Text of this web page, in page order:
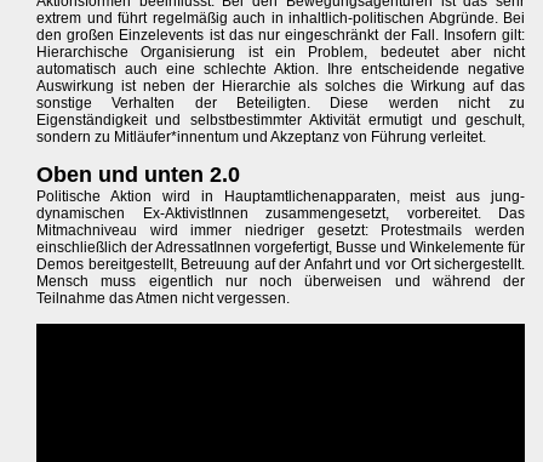
extrem und führt regelmäßig auch in inhaltlich-politischen Abgründe. Bei
den großen Einzelevents ist das nur eingeschränkt der Fall. Insofern gilt:
Hierarchische Organisierung ist ein Problem, bedeutet aber nicht
automatisch auch eine schlechte Aktion. Ihre entscheidende negative
Auswirkung ist neben der Hierarchie als solches die Wirkung auf das
sonstige Verhalten der Beteiligten. Diese werden nicht zu
Eigenständigkeit und selbstbestimmter Aktivität ermutigt und geschult,
sondern zu Mitläufer*innentum und Akzeptanz von Führung verleitet.
Oben und unten 2.0
Politische Aktion wird in Hauptamtlichenapparaten, meist aus jung-
dynamischen Ex-AktivistInnen zusammengesetzt, vorbereitet. Das
Mitmachniveau wird immer niedriger gesetzt: Protestmails werden
einschließlich der AdressatInnen vorgefertigt, Busse und Winkelemente für
Demos bereitgestellt, Betreuung auf der Anfahrt und vor Ort sichergestellt.
Mensch muss eigentlich nur noch überweisen und während der
Teilnahme das Atmen nicht vergessen.